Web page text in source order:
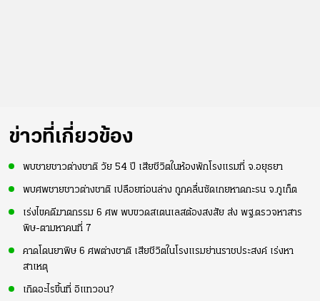
ข่าวที่เกี่ยวข้อง
พบชายชาวต่างชาติ วัย 54 ปี เสียชีวิตในห้องพักโรงแรมที่ จ.อยุธยา
พบศพชายชาวต่างชาติ เปลือยท่อนล่าง ถูกคลื่นซัดเกยหาดกะรน จ.ภูเก็ต
เร่งไขคดีฆาตกรรม 6 ศพ พบขวดสเตนเลสต้องสงสัย ส่ง พฐ.ตรวจหาสาร
พิษ-ตามหาคนที่ 7
คาดโดนยาพิษ 6 ศพต่างชาติ เสียชีวิตในโรงแรมย่านราชประสงค์ เร่งหา
สาเหตุ
เกิดอะไรขึ้นที่ อิแทวอน?